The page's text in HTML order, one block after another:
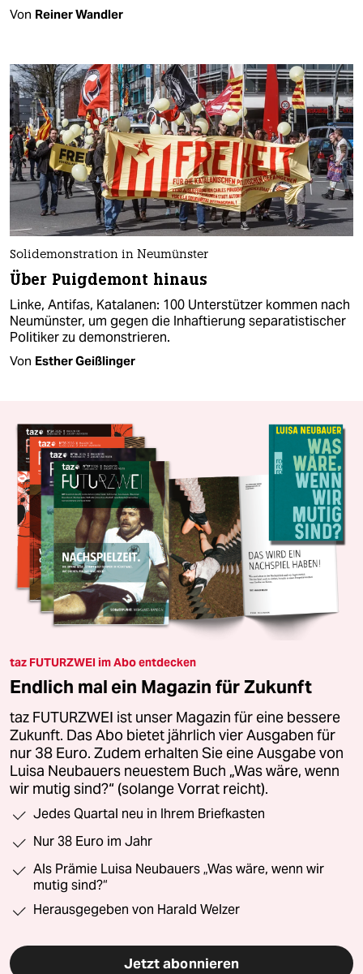
Von Reiner Wandler
Solidemonstration in Neumünster
Über Puigdemont hinaus
Linke, Antifas, Katalanen: 100 Unterstützer kommen nach
Neumünster, um gegen die Inhaftierung separatistischer
Politiker zu demonstrieren.
Von Esther Geißlinger
taz FUTURZWEI im Abo entdecken
Endlich mal ein Magazin für Zukunft
taz FUTURZWEI ist unser Magazin für eine bessere
Zukunft. Das Abo bietet jährlich vier Ausgaben für
nur 38 Euro. Zudem erhalten Sie eine Ausgabe von
Luisa Neubauers neuestem Buch „Was wäre, wenn
wir mutig sind?“ (solange Vorrat reicht).
Jedes Quartal neu in Ihrem Briefkasten
Nur 38 Euro im Jahr
Als Prämie Luisa Neubauers „Was wäre, wenn wir
mutig sind?“
Herausgegeben von Harald Welzer
Jetzt abonnieren